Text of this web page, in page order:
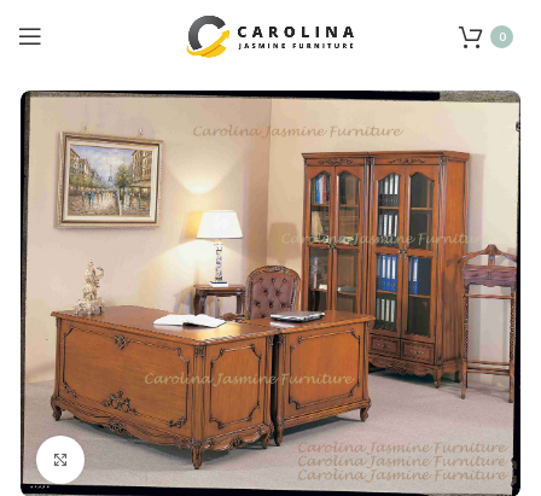
0
Click to enlarge